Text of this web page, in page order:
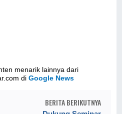
menarik lainnya dari
diGoogle News
BERITA BERIKUTNYA